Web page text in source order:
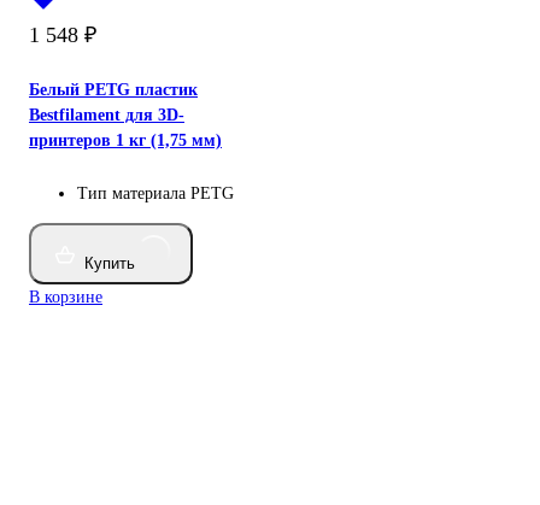
1 548 ₽
Белый PETG пластик
Bestfilament для 3D-
принтеров 1 кг (1,75 мм)
Тип материала PETG
Купить
В корзине